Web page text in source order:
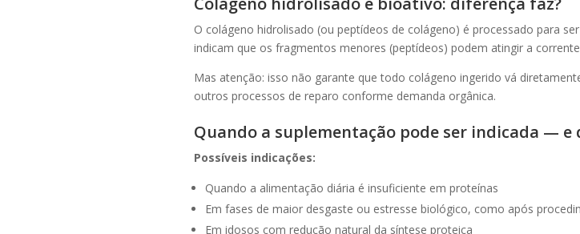
O colágeno hidrolisado (ou peptídeos de colágeno) é processado para
indicam que os fragmentos menores (peptídeos) podem atingir a
Mas atenção: isso não garante que todo colágeno ingerido vá
outros processos de reparo conforme demanda orgânica.
Quando a suplementação pode ser indicada —
Possíveis indicações:
Quando a alimentação diária é insuficiente em proteínas
Em fases de maior desgaste ou estresse biológico, como após
Em idosos com redução natural da síntese proteica